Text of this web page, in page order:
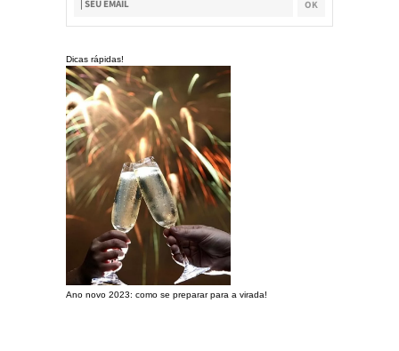
Dicas rápidas!
Ano novo 2023: como se preparar para a virada!